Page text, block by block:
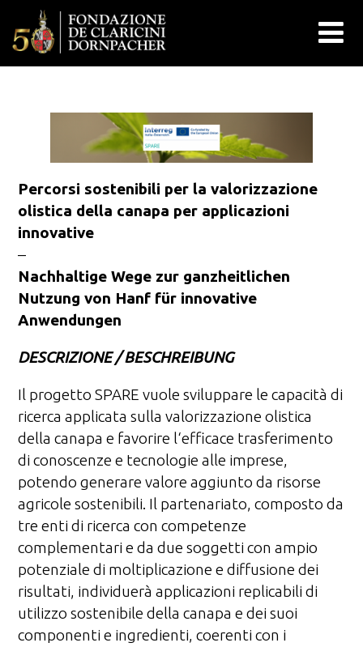
Percorsi sostenibili per la valorizzazione
olistica della canapa per applicazioni
innovative
–
Nachhaltige Wege zur ganzheitlichen
Nutzung von Hanf für innovative
Anwendungen
DESCRIZIONE / BESCHREIBUNG
Il progetto SPARE vuole sviluppare le capacità di
ricerca applicata sulla valorizzazione olistica
della canapa e favorire l‘efficace trasferimento
di conoscenze e tecnologie alle imprese,
potendo generare valore aggiunto da risorse
agricole sostenibili. Il partenariato, composto da
tre enti di ricerca con competenze
complementari e da due soggetti con ampio
potenziale di moltiplicazione e diffusione dei
risultati, individuerà applicazioni replicabili di
utilizzo sostenibile della canapa e dei suoi
componenti e ingredienti, coerenti con i